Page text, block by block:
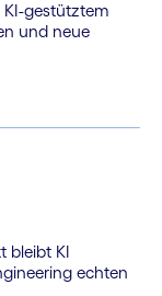
gestütztem
und neue
bleibt KI
echten